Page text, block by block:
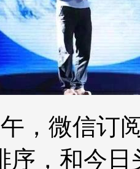
，微信订
序，和今